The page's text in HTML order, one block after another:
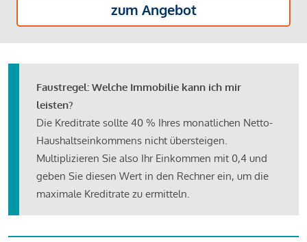
zum Angebot
Faustregel: Welche Immobilie kann ich mir
leisten?
Die Kreditrate sollte 40 % Ihres monatlichen Netto-
Haushaltseinkommens nicht übersteigen.
Multiplizieren Sie also Ihr Einkommen mit 0,4 und
geben Sie diesen Wert in den Rechner ein, um die
maximale Kreditrate zu ermitteln.